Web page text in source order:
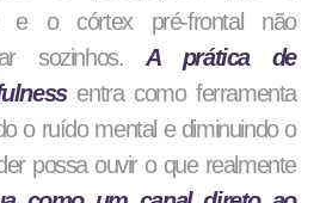
e o córtex pré-frontal não
sozinhos.A prática de
entra como ferramenta
o ruído mental e diminuindo o
possa ouvir o que realmente